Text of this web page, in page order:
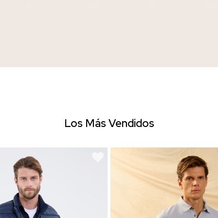
Los Más Vendidos